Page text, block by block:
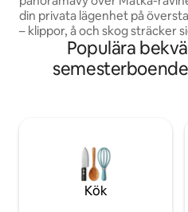
din privata lägenhet på
– klippor, å och skog sträcker
under din balkong. Canyon
ligger inbäddat i Matkas
Comfort Apartment har du
promenad till Matkas främsta
attraktioner: båtturer,
Populära
Kök